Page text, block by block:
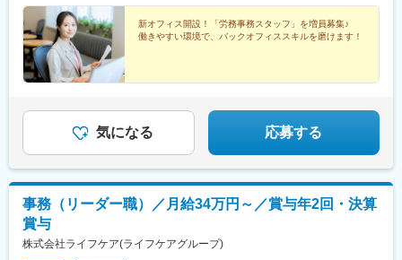
新オフィス開設！「労務事務スタッフ」を増員募集♪
働きやすい環境で、バックオフィススキルを磨けます！
気になる 応募する
事務（リーダー職）／月給34万円～／賞与年2回・決算
賞与
株式会社ライフケア(ライフケアグループ)